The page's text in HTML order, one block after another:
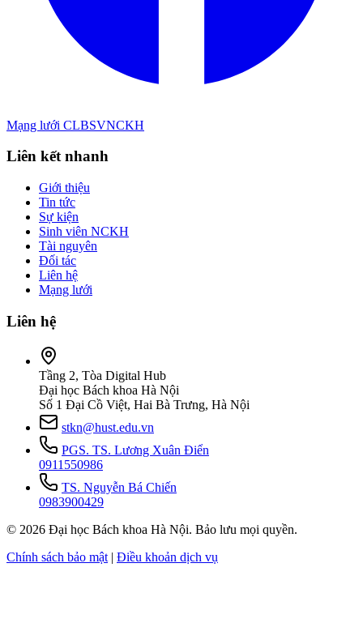
Mạng lưới CLBSVNCKH
Liên kết nhanh
Giới thiệu
Tin tức
Sự kiện
Sinh viên NCKH
Tài nguyên
Đối tác
Liên hệ
Mạng lưới
Liên hệ
Tầng 2, Tòa Digital Hub
Đại học Bách khoa Hà Nội
Số 1 Đại Cồ Việt, Hai Bà Trưng, Hà Nội
stkn@hust.edu.vn
PGS. TS. Lương Xuân Điển
0911550986
TS. Nguyễn Bá Chiến
0983900429
© 2026 Đại học Bách khoa Hà Nội. Bảo lưu mọi quyền.
Chính sách bảo mật | Điều khoản dịch vụ